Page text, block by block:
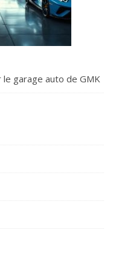
garage auto de GMK